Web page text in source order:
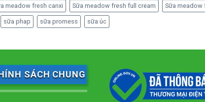
meadow fresh canxi Sữa meadow fresh full cream Sữa meadow
sữa phap sữa promess sữa úc
SÁCH CHUNG